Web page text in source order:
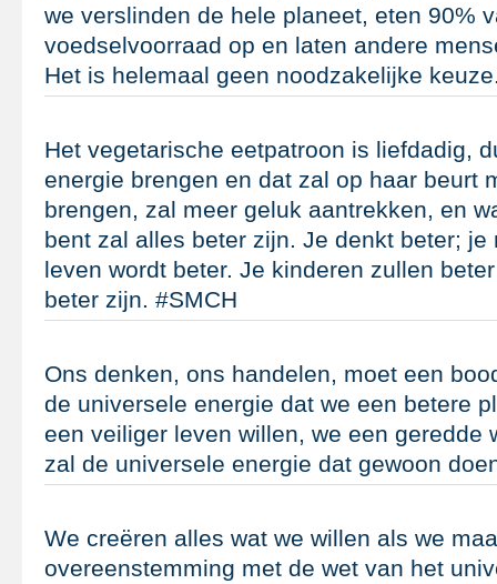
we verslinden de hele planeet, eten 90%
voedselvoorraad op en laten andere
Het is helemaal geen noodzakelijke
Het vegetarische eetpatroon is liefdadig,
energie brengen en dat zal op haar beurt
brengen, zal meer geluk aantrekken, en
bent zal alles beter zijn. Je denkt beter; je
leven wordt beter. Je kinderen zullen
beter zijn. #SMCH
Ons denken, ons handelen, moet een
de universele energie dat we een betere
een veiliger leven willen, we een geredde
zal de universele energie dat gewoon
We creëren alles wat we willen als we
overeenstemming met de wet van het